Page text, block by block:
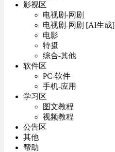
影视区
电视剧-网剧
电视剧-网剧 [AI生成]
电影
特摄
综合-其他
软件区
PC-软件
手机-应用
学习区
图文教程
视频教程
公告区
其他
帮助